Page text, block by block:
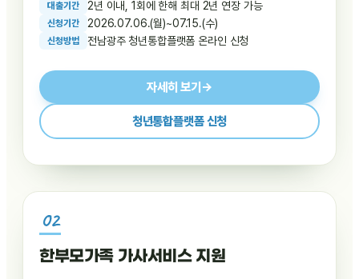
대출기간 2년 이내, 1회에 한해 최대 2년 연장 가능
신청기간 2026.07.06.(월)~07.15.(수)
신청방법 전남광주 청년통합플랫폼 온라인 신청
자세히 보기→
청년통합플랫폼 신청
한부모가족 가사서비스 지원